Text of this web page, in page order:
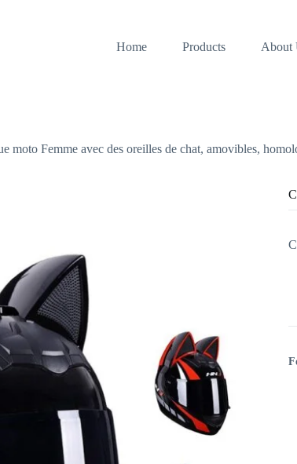
Home Products About
moto Femme avec des oreilles de chat, amovibles,